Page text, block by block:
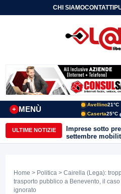
CHI SIAMOCONTATTI
MENÙ
+
Avellino21°C
Caserta25°C
ULTIME NOTIZIE
Imprese sotto
settembre
e Avellino”
Home > Politica > Cairella (Lega):
trasporto pubblico a Benevento, il
ignorato